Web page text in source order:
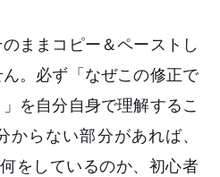
ままコピー＆ペーストし
。必ず「なぜこの修正で
を自分自身で理解するこ
からない部分があれば、
をしているのか、初心者